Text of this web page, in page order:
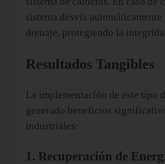
sistema desvía automáticamente
drenaje, protegiendo la
Resultados Tangibles
La implementación de este tipo
generado beneficios
industriales:
1. Recuperación de